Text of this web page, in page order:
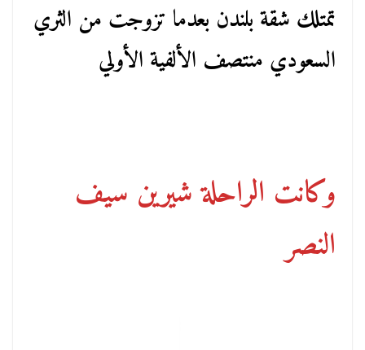
تمتلك شقة بلندن بعدما تزوجت من الثري
السعودي منتصف الألفية الأولي
وكانت الراحلة شيرين سيف
النصر